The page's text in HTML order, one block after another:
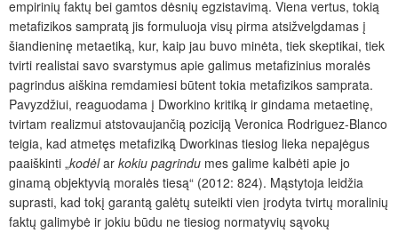
empirinių faktų bei gamtos dėsnių egzistavimą. Viena vertus, tokią
metafizikos sampratą jis formuluoja visų pirma atsižvelgdamas į
šiandieninę metaetiką, kur, kaip jau buvo minėta, tiek skeptikai, tiek
tvirti realistai savo svarstymus apie galimus metafizinius moralės
pagrindus aiškina remdamiesi būtent tokia metafizikos samprata.
Pavyzdžiui, reaguodama į Dworkino kritiką ir gindama metaetinę,
tvirtam realizmui atstovaujančią poziciją Veronica Rodriguez-Blanco
teigia, kad atmetęs metafiziką Dworkinas tiesiog lieka nepajėgus
paaiškinti „kodėlar kokiu pagrindu mes galime kalbėti apie jo
ginamą objektyvią moralės tiesą“ (2012: 824). Mąstytoja leidžia
suprasti, kad tokį garantą galėtų suteikti vien įrodyta tvirtų moralinių
faktų galimybė ir jokiu būdu ne tiesiog normatyvių sąvokų